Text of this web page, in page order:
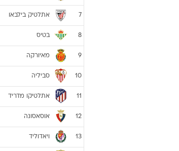
7 אתלטיק בילבאו
8 בטיס
9 מאיורקה
10 סביליה
11 אתלטיקו מדריד
12 אוסאסונה
13 ויאדוליד